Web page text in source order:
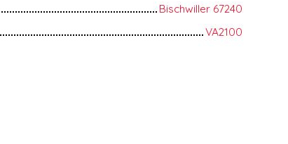
Bischwiller 67240
VA2100